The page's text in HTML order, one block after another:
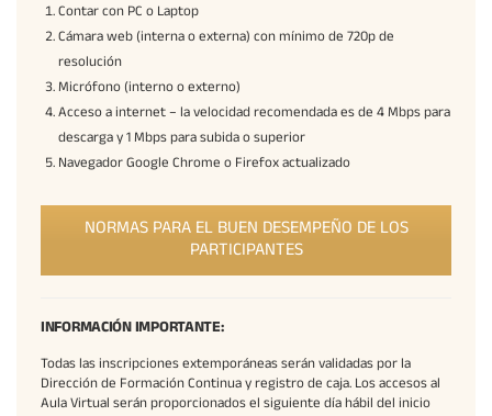
Contar con PC o Laptop
Cámara web (interna o externa) con mínimo de 720p de
resolución
Micrófono (interno o externo)
Acceso a internet – la velocidad recomendada es de 4 Mbps para
descarga y 1 Mbps para subida o superior
Navegador Google Chrome o Firefox actualizado
NORMAS PARA EL BUEN DESEMPEÑO DE LOS
PARTICIPANTES
INFORMACIÓN IMPORTANTE:
Todas las inscripciones extemporáneas serán validadas por la
Dirección de Formación Continua y registro de caja. Los accesos al
Aula Virtual serán proporcionados el siguiente día hábil del inicio